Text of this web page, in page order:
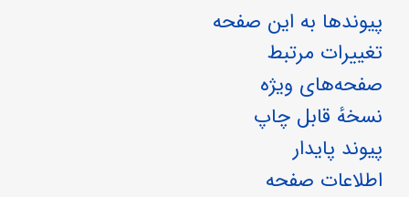
پیوندها به این صفحه
تغییرات مرتبط
صفحه‌های ویژه
نسخهٔ قابل چاپ
پیوند پایدار
اطلاعات صفحه